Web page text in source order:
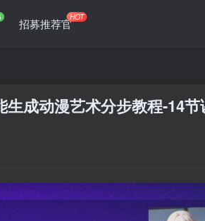
招募推荐官HOT
成动漫艺术分步教程-14节